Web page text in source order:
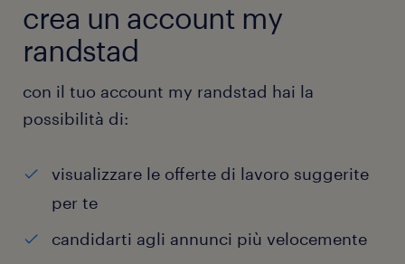
crea un account my
randstad
con il tuo account my randstad hai la
possibilità di:
visualizzare le offerte di lavoro suggerite
per te
candidarti agli annunci più velocemente